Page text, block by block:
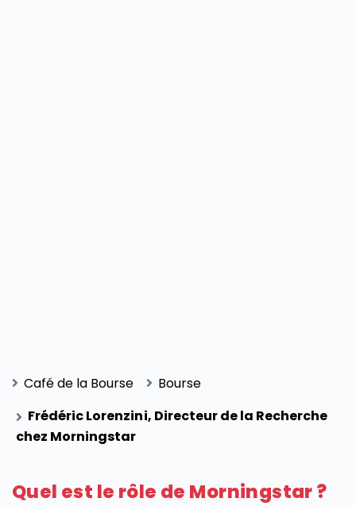
Café de la Bourse
Bourse
Frédéric Lorenzini, Directeur de la Recherche
chez Morningstar
Quel est le rôle de Morningstar ?